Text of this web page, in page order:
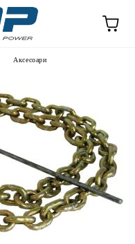
Аксесоари